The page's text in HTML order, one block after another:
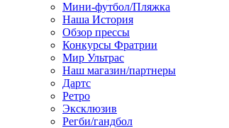
Мини-футбол/Пляжка
Наша История
Обзор прессы
Конкурсы Фратрии
Мир Ультрас
Наш магазин/партнеры
Дартс
Ретро
Эксклюзив
Регби/гандбол